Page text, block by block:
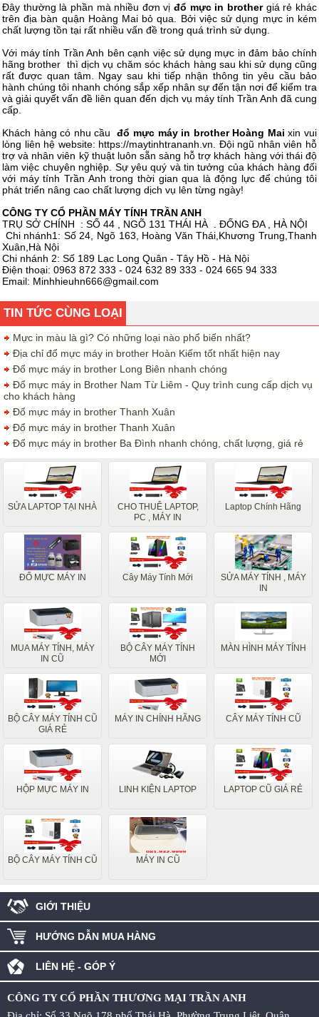
Đây thường là phần mà nhiều đơn vịđổ mực in brothergiá rẻ khác
trên địa bàn quận Hoàng Mai bỏ qua. Bởi việc sử dụng mực in kém
chất lượng tồn tại rất nhiều vấn đề trong quá trình sử dụng.
Với máy tính Trần Anh bên cạnh việc sử dụng mực in đảm bảo chính
hãng brother thì dịch vụ chăm sóc khách hàng sau khi sử dụng cũng
rất được quan tâm. Ngay sau khi tiếp nhận thông tin yêu cầu bảo
hành chúng tôi nhanh chóng sắp xếp nhân sự đến tận nơi để kiểm tra
và giải quyết vấn đề liên quan đến dịch vụ máy tính Trần Anh đã cung
cấp.
Khách hàng có nhu cầuđổ mực máy in brother Hoàng Mai xin vui
lòng liên hệ website: https://maytinhtrananh.vn. Đội ngũ nhân viên hỗ
trợ và nhân viên kỹ thuật luôn sẵn sàng hỗ trợ khách hàng với thái độ
làm việc chuyên nghiệp. Sự yêu quý và tin tưởng của khách hàng đối
với máy tính Trần Anh trong thời gian qua là động lực để chúng tôi
phát triển nâng cao chất lượng dịch vụ lên từng ngày!
CÔNG TY CỔ PHẦN MÁY TÍNH TRẦN ANH
TRỤ SỞ CHÍNH : SỐ 44 , NGÕ 131 THÁI HÀ . ĐỐNG ĐA , HÀ NỘI
Chi nhánh1: Số 24, Ngõ 163, Hoàng Văn Thái,Khương Trung,Thanh
Xuân,Hà Nội
Chi nhánh 2: Số 189 Lạc Long Quân - Tây Hồ - Hà Nội
Điện thoại: 0963 872 333 - 024 632 89 333 - 024 665 94 333
Email: Minhhieuhn666@gmail.com
TIN TỨC CÙNG LOẠI
Mực in màu là gì? Có những loại nào phổ biến nhất?
Địa chỉ đổ mực máy in brother Hoàn Kiếm tốt nhất hiện nay
Đổ mực máy in brother Long Biên nhanh chóng
Đổ mực máy in Brother Nam Từ Liêm - Quy trình cung cấp dịch vụ
cho khách hàng
Đổ mực máy in brother Thanh Xuân
Đổ mực máy in brother Thanh Xuân
Đổ mực máy in brother Ba Đình nhanh chóng, chất lượng, giá rẻ
SỬA LAPTOP TẠI NHÀ
CHO THUÊ LAPTOP,
PC , MÁY IN
Laptop Chính Hãng
ĐỔ MỰC MÁY IN Cây Máy Tính Mới
SỬA MÁY TÍNH , MÁY
IN
MUA MÁY TÍNH, MÁY
IN CŨ
BỘ CÂY MÁY TÍNH
MỚI
MÀN HÌNH MÁY TÍNH
BỘ CÂY MÁY TÍNH CŨ
GIÁ RẺ
MÁY IN CHÍNH HÃNG CÂY MÁY TÍNH CŨ
HỘP MỰC MÁY IN LINH KIỆN LAPTOP LAPTOP CŨ GIÁ RẺ
BỘ CÂY MÁY TÍNH CŨ MÁY IN CŨ
GIỚI THIỆU
HƯỚNG DẪN MUA HÀNG
LIÊN HỆ - GÓP Ý
CÔNG TY CỔ PHẦN THƯƠNG MẠI TRẦN ANH